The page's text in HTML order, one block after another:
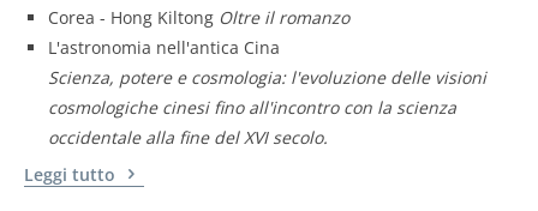
Corea - Hong Kiltong Oltre il romanzo
L'astronomia nell'antica Cina
Scienza, potere e cosmologia: l'evoluzione delle visioni
cosmologiche cinesi fino all'incontro con la scienza
occidentale alla fine del XVI secolo.
Leggi tutto